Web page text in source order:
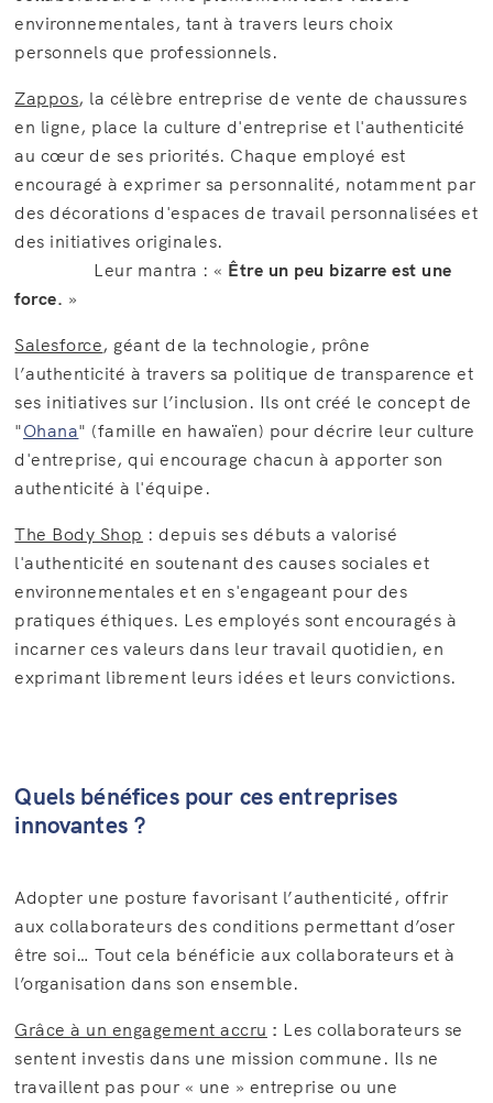
environnementales, tant à travers leurs choix
personnels que professionnels.
Zappos, la célèbre entreprise de vente de chaussures
en ligne, place la culture d'entreprise et l'authenticité
au cœur de ses priorités. Chaque employé est
encouragé à exprimer sa personnalité, notamment par
des décorations d'espaces de travail personnalisées et
des initiatives originales.
Leur mantra : « Être un peu bizarre est une
force. »
Salesforce, géant de la technologie, prône
l’authenticité à travers sa politique de transparence et
ses initiatives sur l’inclusion. Ils ont créé le concept de
"Ohana" (famille en hawaïen) pour décrire leur culture
d'entreprise, qui encourage chacun à apporter son
authenticité à l'équipe.
The Body Shop : depuis ses débuts a valorisé
l'authenticité en soutenant des causes sociales et
environnementales et en s'engageant pour des
pratiques éthiques. Les employés sont encouragés à
incarner ces valeurs dans leur travail quotidien, en
exprimant librement leurs idées et leurs convictions.
Quels bénéfices pour ces entreprises
innovantes ?
Adopter une posture favorisant l’authenticité, offrir
aux collaborateurs des conditions permettant d’oser
être soi… Tout cela bénéficie aux collaborateurs et à
l’organisation dans son ensemble.
Grâce à un engagement accru : Les collaborateurs se
sentent investis dans une mission commune. Ils ne
travaillent pas pour « une » entreprise ou une